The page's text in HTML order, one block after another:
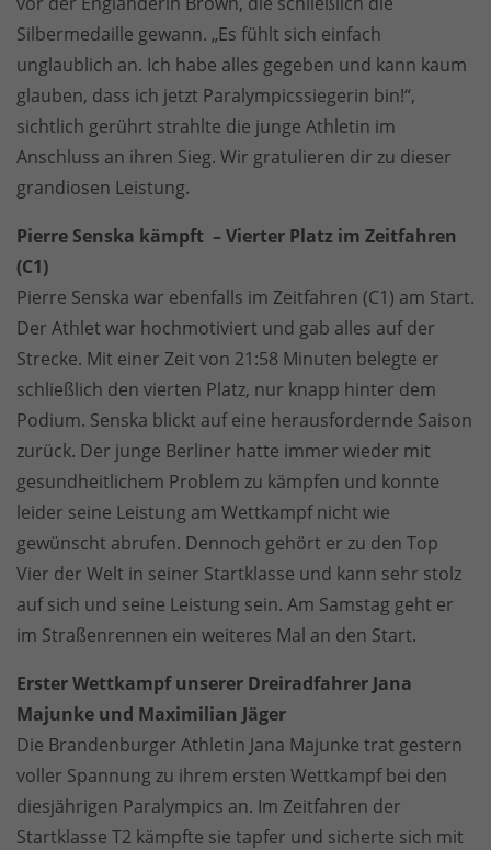
Silbermedaille gewann. „Es fühlt sich einfach
unglaublich an. Ich habe alles gegeben und kann kaum
glauben, dass ich jetzt Paralympicssiegerin bin!“,
sichtlich gerührt strahlte die junge Athletin im
Anschluss an ihren Sieg. Wir gratulieren dir zu dieser
grandiosen Leistung.
Pierre Senska kämpft – Vierter Platz im Zeitfahren
(C1)
Pierre Senska war ebenfalls im Zeitfahren (C1) am Start.
Der Athlet war hochmotiviert und gab alles auf der
Strecke. Mit einer Zeit von 21:58 Minuten belegte er
schließlich den vierten Platz, nur knapp hinter dem
Podium. Senska blickt auf eine herausfordernde Saison
zurück. Der junge Berliner hatte immer wieder mit
gesundheitlichem Problem zu kämpfen und konnte
leider seine Leistung am Wettkampf nicht wie
gewünscht abrufen. Dennoch gehört er zu den Top
Vier der Welt in seiner Startklasse und kann sehr stolz
auf sich und seine Leistung sein. Am Samstag geht er
im Straßenrennen ein weiteres Mal an den Start.
Erster Wettkampf unserer Dreiradfahrer Jana
Majunke und Maximilian Jäger
Die Brandenburger Athletin Jana Majunke trat gestern
voller Spannung zu ihrem ersten Wettkampf bei den
diesjährigen Paralympics an. Im Zeitfahren der
Startklasse T2 kämpfte sie tapfer und sicherte sich mit